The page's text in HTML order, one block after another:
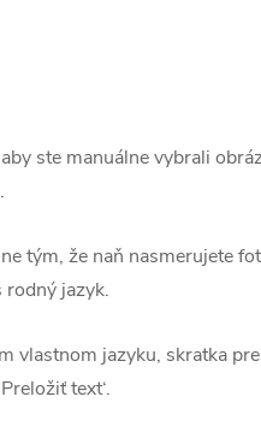
ste manuálne vybrali
tým, že naň nasmerujete
rodný jazyk.
jazyku, skratka
text‘.